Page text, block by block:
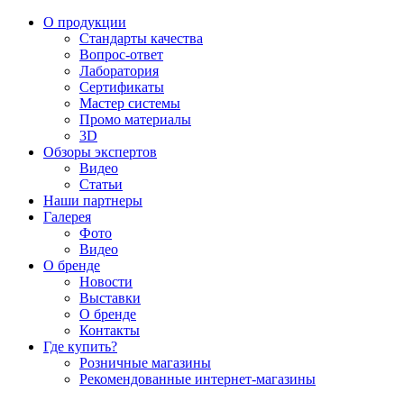
О продукции
Стандарты качества
Вопрос-ответ
Лаборатория
Сертификаты
Мастер системы
Промо материалы
3D
Обзоры экспертов
Видео
Статьи
Наши партнеры
Галерея
Фото
Видео
О бренде
Новости
Выставки
О бренде
Контакты
Где купить?
Розничные магазины
Рекомендованные интернет-магазины